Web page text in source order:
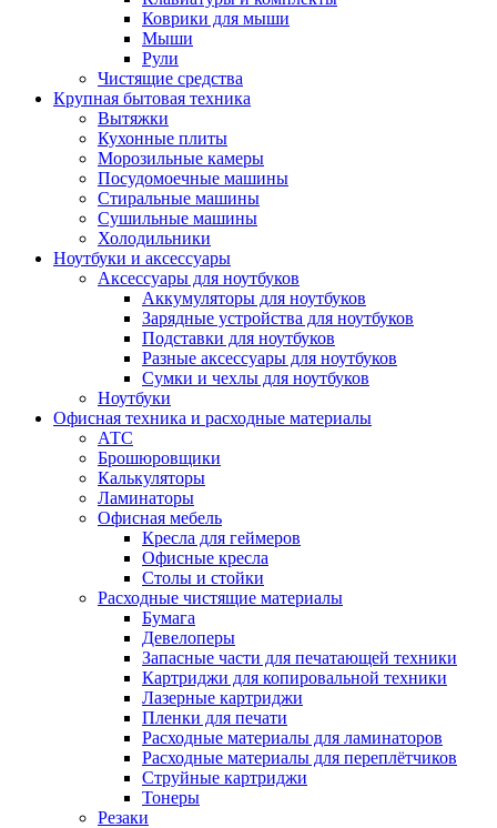
Коврики для мыши
Мыши
Рули
Чистящие средства
Крупная бытовая техника
Вытяжки
Кухонные плиты
Морозильные камеры
Посудомоечные машины
Стиральные машины
Сушильные машины
Холодильники
Ноутбуки и аксессуары
Аксессуары для ноутбуков
Аккумуляторы для ноутбуков
Зарядные устройства для ноутбуков
Подставки для ноутбуков
Разные аксессуары для ноутбуков
Сумки и чехлы для ноутбуков
Ноутбуки
Офисная техника и расходные материалы
АТС
Брошюровщики
Калькуляторы
Ламинаторы
Офисная мебель
Кресла для геймеров
Офисные кресла
Столы и стойки
Расходные чистящие материалы
Бумага
Девелоперы
Запасные части для печатающей техники
Картриджи для копировальной техники
Лазерные картриджи
Пленки для печати
Расходные материалы для ламинаторов
Расходные материалы для переплётчиков
Струйные картриджи
Тонеры
Резаки